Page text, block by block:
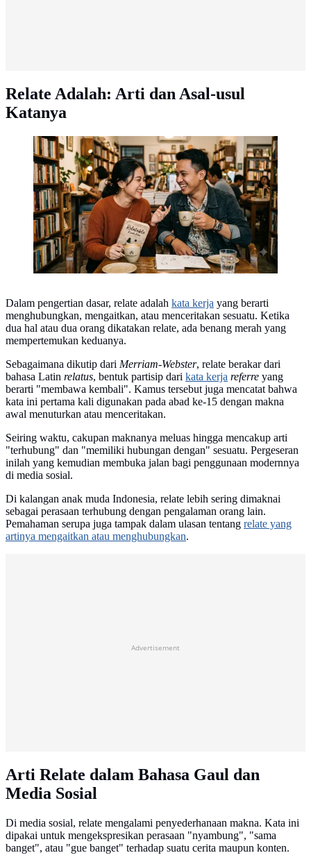
Relate Adalah: Arti dan Asal-usul
Katanya
Relate Adalah, Ilustrasi Related (AI Generated)
Dalam pengertian dasar, relate adalah kata kerja yang berarti
menghubungkan, mengaitkan, atau menceritakan sesuatu. Ketika
dua hal atau dua orang dikatakan relate, ada benang merah yang
mempertemukan keduanya.
Sebagaimana dikutip dari Merriam-Webster, relate berakar dari
bahasa Latin relatus, bentuk partisip dari kata kerja referre yang
berarti "membawa kembali". Kamus tersebut juga mencatat bahwa
kata ini pertama kali digunakan pada abad ke-15 dengan makna
awal menuturkan atau menceritakan.
Seiring waktu, cakupan maknanya meluas hingga mencakup arti
"terhubung" dan "memiliki hubungan dengan" sesuatu. Pergeseran
inilah yang kemudian membuka jalan bagi penggunaan modernnya
di media sosial.
Di kalangan anak muda Indonesia, relate lebih sering dimaknai
sebagai perasaan terhubung dengan pengalaman orang lain.
Pemahaman serupa juga tampak dalam ulasan tentang relate yang
artinya mengaitkan atau menghubungkan.
Advertisement
Arti Relate dalam Bahasa Gaul dan
Media Sosial
Di media sosial, relate mengalami penyederhanaan makna. Kata ini
dipakai untuk mengekspresikan perasaan "nyambung", "sama
banget", atau "gue banget" terhadap suatu cerita maupun konten.